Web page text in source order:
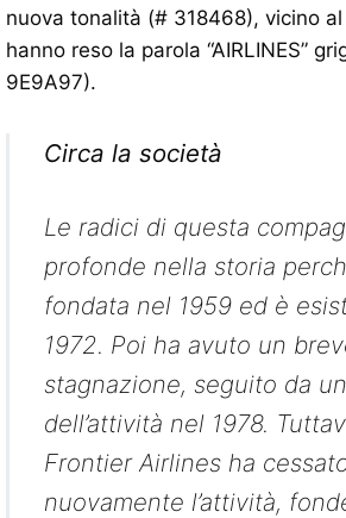
nuova tonalità (# 318468), vicino
hanno reso la parola “AIRLINES”
9E9A97).
Circa la società
Le radici di questa
profonde nella storia
fondata nel 1959 ed è
1972. Poi ha avuto un
stagnazione, seguito da
dell’attività nel 1978.
Frontier Airlines ha
nuovamente l’attività,